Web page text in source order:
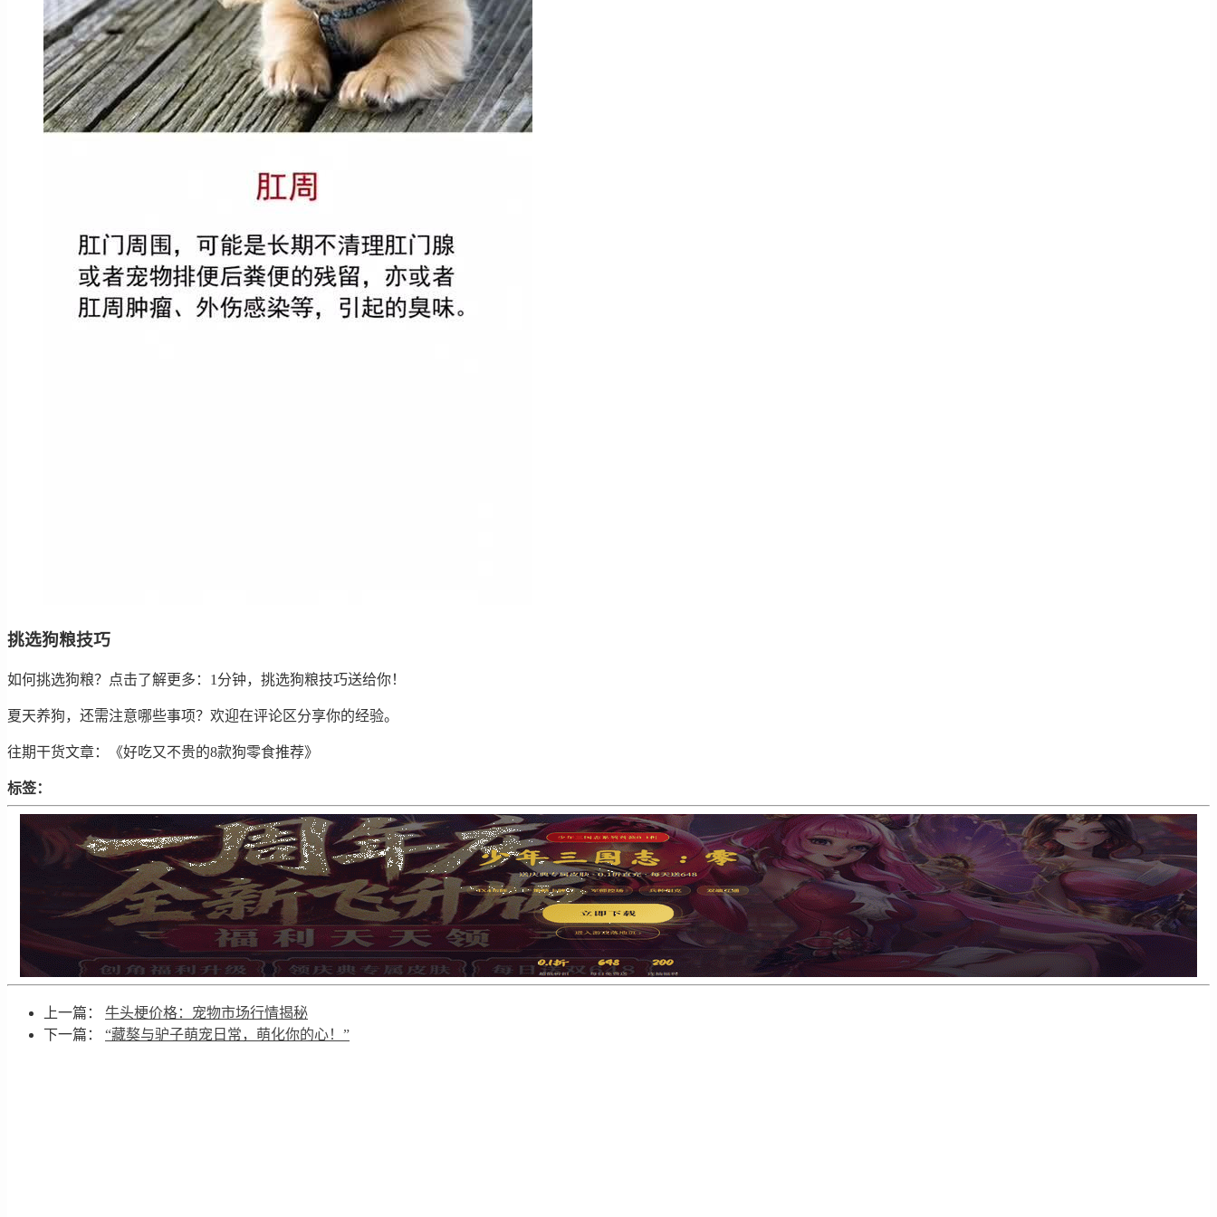
挑选狗粮技巧
如何挑选狗粮？点击了解更多：1分钟，挑选狗粮技巧送给你！
夏天养狗，还需注意哪些事项？欢迎在评论区分享你的经验。
往期干货文章：《好吃又不贵的8款狗零食推荐》
标签：
上一篇： 牛头梗价格：宠物市场行情揭秘
下一篇： “藏獒与驴子萌宠日常，萌化你的心！”